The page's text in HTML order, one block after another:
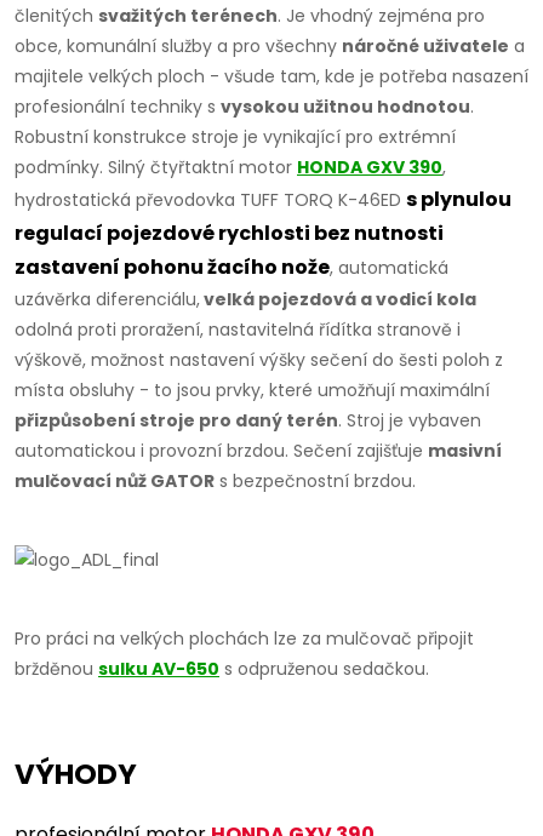
členitých svažitých terénech. Je vhodný zejména pro
obce, komunální služby a pro všechny náročné uživatele a
majitele velkých ploch - všude tam, kde je potřeba nasazení
profesionální techniky s vysokou užitnou hodnotou.
Robustní konstrukce stroje je vynikající pro extrémní
podmínky. Silný čtyřtaktní motor HONDA GXV 390,
hydrostatická převodovka TUFF TORQ K-46ED s plynulou
regulací pojezdové rychlosti bez nutnosti
zastavení pohonu žacího nože, automatická
uzávěrka diferenciálu,velká pojezdová a vodicí kola
odolná proti proražení, nastavitelná řídítka stranově i
výškově, možnost nastavení výšky sečení do šesti poloh z
místa obsluhy - to jsou prvky, které umožňují maximální
přizpůsobení stroje pro daný terén. Stroj je vybaven
automatickou i provozní brzdou. Sečení zajišťuje masivní
mulčovací nůž GATOR s bezpečnostní brzdou.
Pro práci na velkých plochách lze za mulčovač připojit
bržděnou sulku AV-650 s odpruženou sedačkou.
VÝHODY